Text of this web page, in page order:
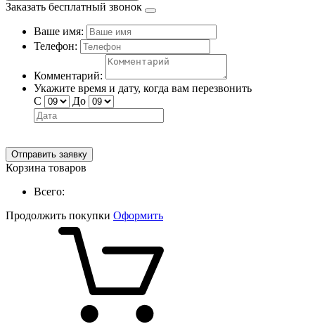
Заказать бесплатный звонок
Ваше имя:
Телефон:
Комментарий:
Укажите время и дату, когда вам перезвонить
С
До
Отправить заявку
Корзина товаров
Всего:
Продолжить покупки Оформить